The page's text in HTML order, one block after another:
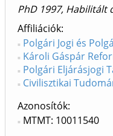
PhD 1997, Habilitált
Affiliációk
Polgári Jogi és
Károli Gáspár
Polgári Eljárásjogi
Civilisztikai
Azonosítók
MTMT: 10011540